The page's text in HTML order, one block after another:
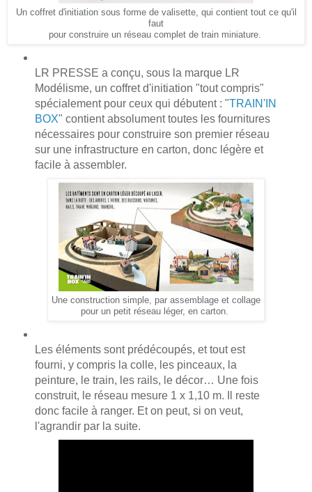
Un coffret d'initiation sous forme de valisette, qui contient tout ce qu'il
faut
pour construire un réseau complet de train miniature.
LR PRESSE a conçu, sous la marque LR
Modélisme, un coffret d'initiation "tout compris"
spécialement pour ceux qui débutent : "TRAIN'IN
BOX" contient absolument toutes les fournitures
nécessaires pour construire son premier réseau
sur une infrastructure en carton, donc légère et
facile à assembler.
Une construction simple, par assemblage et collage
pour un petit réseau léger, en carton.
Les éléments sont prédécoupés, et tout est
fourni, y compris la colle, les pinceaux, la
peinture, le train, les rails, le décor… Une fois
construit, le réseau mesure 1 x 1,10 m. Il reste
donc facile à ranger. Et on peut, si on veut,
l'agrandir par la suite.